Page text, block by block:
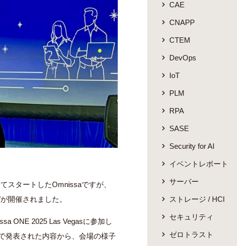
スタートしたOmnissaですが、
開催されました。
ONE 2025 Las Vegasに参加し
発表された内容から、会場の様子
CAE
CNAPP
CTEM
DevOps
IoT
PLM
RPA
SASE
Security for AI
イベントレポート
サーバー
ストレージ / HCI
セキュリティ
ゼロトラスト